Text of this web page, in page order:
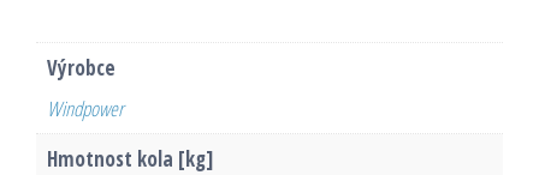
Výrobce
Windpower
Hmotnost kola [kg]